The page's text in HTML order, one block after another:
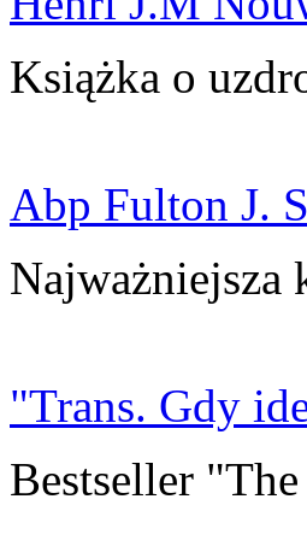
Książka o
Abp Fulton J.
Najważniejsza
"Trans. Gdy
Bestseller